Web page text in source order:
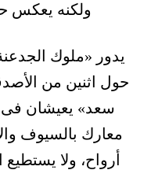
ولكنه يعكس
يدور «ملوك
حول اثنين من
سعد» يعيشان فى
معارك بالسيوف
أرواح، ولا